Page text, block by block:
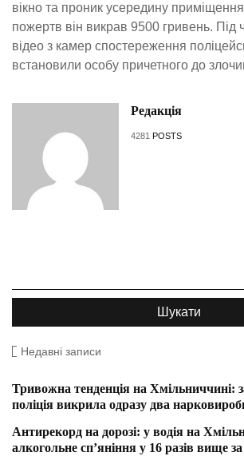
вікно та проник усередину
пожертв він викрав 9500 гривень. Під
відео з камер спостереження
встановили особу причетного до
Редакція
4281 POSTS
Недавні записи
Тривожна тенденція на Хмільниччині:
поліція викрила одразу два
Антирекорд на дорозі: у водія на
алкогольне сп’яніння у 16 разів вище